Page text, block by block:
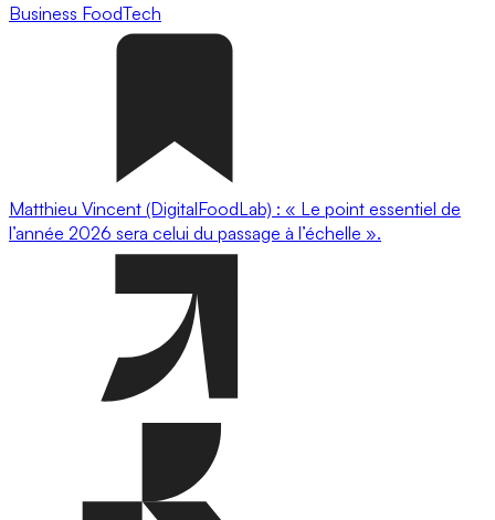
Business FoodTech
Matthieu Vincent (DigitalFoodLab) : « Le point essentiel de
l’année 2026 sera celui du passage à l’échelle ».